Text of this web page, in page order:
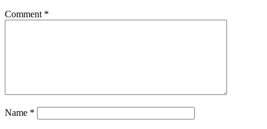
Comment *
Name *